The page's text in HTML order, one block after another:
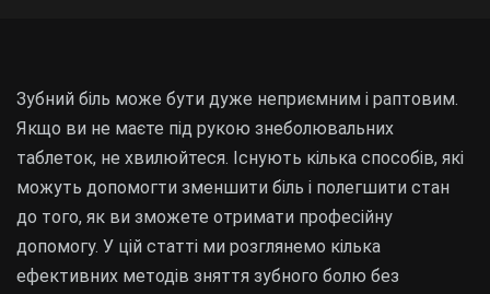
Зубний біль може бути дуже неприємним і раптовим.
Якщо ви не маєте під рукою знеболювальних
таблеток, не хвилюйтеся. Існують кілька способів, які
можуть допомогти зменшити біль і полегшити стан
до того, як ви зможете отримати професійну
допомогу. У цій статті ми розглянемо кілька
ефективних методів зняття зубного болю без